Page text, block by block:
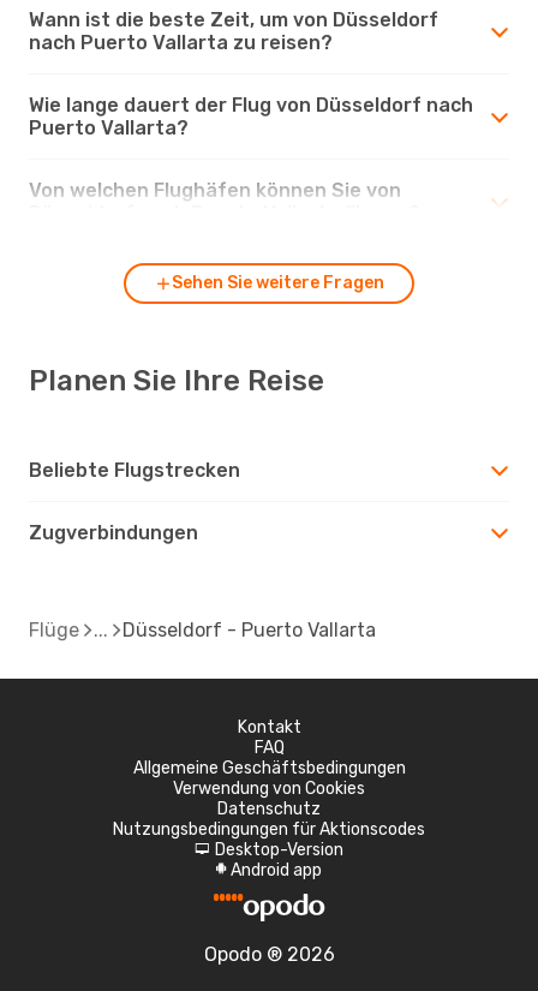
Wann ist die beste Zeit, um von Düsseldorf
nach Puerto Vallarta zu reisen?
Wie lange dauert der Flug von Düsseldorf nach
Puerto Vallarta?
Von welchen Flughäfen können Sie von
Sehen Sie weitere Fragen
Planen Sie Ihre Reise
Beliebte Flugstrecken
Zugverbindungen
Flüge Düsseldorf - Puerto Vallarta
Kontakt
FAQ
Allgemeine Geschäftsbedingungen
Verwendung von Cookies
Datenschutz
Nutzungsbedingungen für Aktionscodes
d Desktop-Version
A Android app
Opodo ® 2026